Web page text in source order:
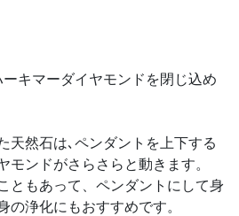
キマーダイヤモンドを閉じ込め
天然石は､ペンダントを上下する
モンドがさらさらと動きます。
ともあって、ペンダントにして身
の浄化にもおすすめです。